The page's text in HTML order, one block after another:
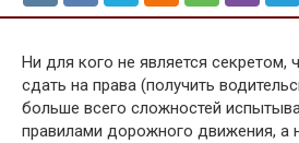
Ни для кого не является секретом,
сдать на права (получить
больше всего сложностей
правилами дорожного движения, а